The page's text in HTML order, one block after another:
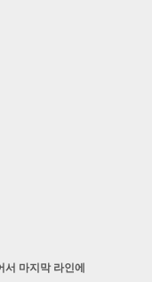
서 마지막 라인에